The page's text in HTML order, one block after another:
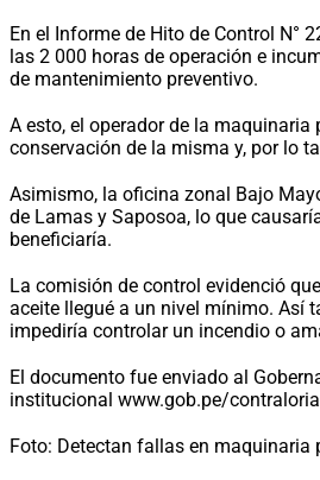
En el Informe de Hito de Control N°
las 2 000 horas de operación e
de mantenimiento preventivo.
A esto, el operador de la
conservación de la misma y, por lo
Asimismo, la oficina zonal Bajo
de Lamas y Saposoa, lo que
beneficiaría.
La comisión de control evidenció
aceite llegué a un nivel mínimo. Así
impediría controlar un incendio o
El documento fue enviado al
institucional www.gob.pe/
Foto: Detectan fallas en maquinaria